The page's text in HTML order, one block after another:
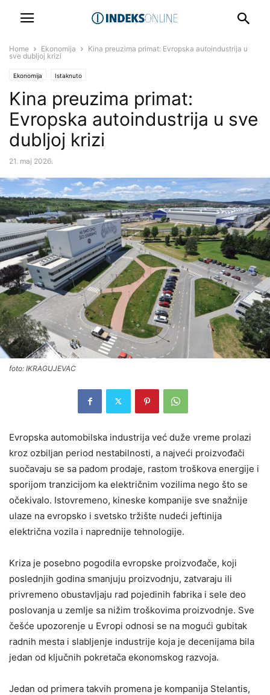
Home Ekonomija
Kina preuzima primat: Evropska autoindustrija u
sve dubljoj krizi
Ekonomija Istaknuto
Kina preuzima primat:
Evropska autoindustrija u sve
dubljoj krizi
21. maj 2026.
foto: IKRAGUJEVAC
Evropska automobilska industrija već duže vreme prolazi
kroz ozbiljan period nestabilnosti, a najveći proizvođači
suočavaju se sa padom prodaje, rastom troškova energije i
sporijom tranzicijom ka električnim vozilima nego što se
očekivalo. Istovremeno, kineske kompanije sve snažnije
ulaze na evropsko i svetsko tržište nudeći jeftinija
električna vozila i naprednije tehnologije.
Kriza je posebno pogodila evropske proizvođače, koji
poslednjih godina smanjuju proizvodnju, zatvaraju ili
privremeno obustavljaju rad pojedinih fabrika i sele deo
poslovanja u zemlje sa nižim troškovima proizvodnje. Sve
češće upozorenje u Evropi odnosi se na mogući gubitak
radnih mesta i slabljenje industrije koja je decenijama bila
jedan od ključnih pokretača ekonomskog razvoja.
Jedan od primera takvih promena je kompanija Stelantis,